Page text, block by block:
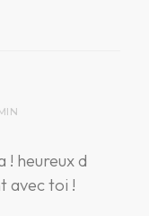
! heureux d
avec toi !